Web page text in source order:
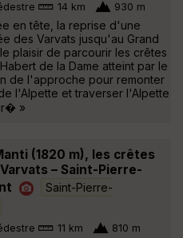
14 km 930 m
en tête, la reprise d'une
des Varvats jusqu'au Grand
plaisir de parcourir les crêtes
de la Dame atteint par le
de l'approche pour remonter
l'Alpette et traverser l'Alpette
»
(1820 m), les crêtes
– Saint-Pierre-
Saint-Pierre-
11 km 810 m